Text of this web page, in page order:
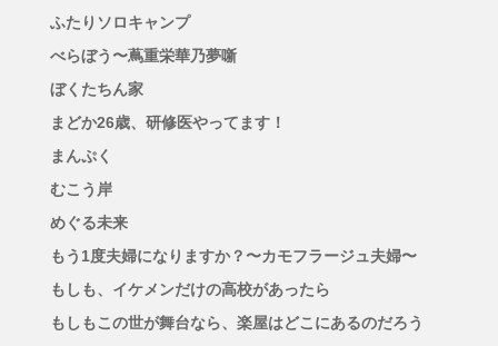
ふたりソロキャンプ
べらぼう〜蔦重栄華乃夢噺
ぼくたちん家
まどか26歳、研修医やってます！
まんぷく
むこう岸
めぐる未来
もう1度夫婦になりますか？〜カモフラージュ夫婦〜
もしも、イケメンだけの高校があったら
もしもこの世が舞台なら、楽屋はどこにあるのだろう